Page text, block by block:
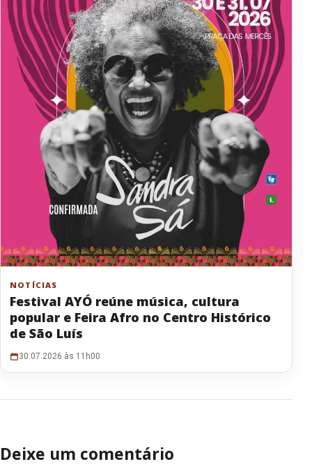
NOTÍCIAS
Festival AYÓ reúne música, cultura
popular e Feira Afro no Centro Histórico
de São Luís
30.07.2026 às 11h00
Deixe um comentário